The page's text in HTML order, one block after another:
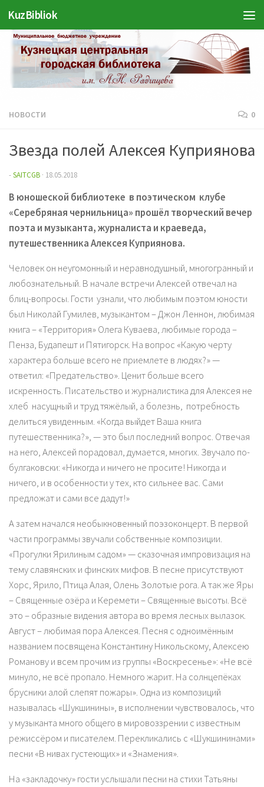
Перейти к содержимому
KuzBibliok
НОВОСТИ 0
Звезда полей Алексея Куприянова
-SAITCGB · 18.05.2018
В юношеской библиотеке в поэтическом клубе
«Серебряная чернильница» прошёл творческий вечер
поэта и музыканта, журналиста и краеведа,
путешественника Алексея Куприянова.
Человек он неугомонный и неравнодушный, многогранный и
любознательный. В начале встречи Алексей отвечал на
блиц-вопросы. Гости узнали, что любимым поэтом юности
был Николай Гумилев, музыкантом – Джон Леннон, любимая
книга – «Территория» Олега Куваева, любимые города –
Пенза, Будапешт и Пятигорск. На вопрос «Какую черту
характера больше всего не приемлете в людях?» —
ответил: «Предательство». Ценит больше всего
искренность. Писательство и журналистика для Алексея не
хлеб насущный и труд тяжёлый, а болезнь, потребность
делиться увиденным. «Когда выйдет Ваша книга
путешественника?», — это был последний вопрос. Отвечая
на него, Алексей порадовал, думается, многих. Звучало по-
булгаковски: «Никогда и ничего не просите! Никогда и
ничего, и в особенности у тех, кто сильнее вас. Сами
предложат и сами все дадут!»
А затем начался необыкновенный поэзоконцерт. В первой
части программы звучали собственные композиции.
«Прогулки Ярилиным садом» — сказочная импровизация на
тему славянских и финских мифов. В песне присутствуют
Хорс, Ярило, Птица Алая, Олень Золотые рога. А так же Яры
– Священные озёра и Керемети – Священные высоты. Всё
это – образные видения автора во время лесных вылазок.
Август – любимая пора Алексея. Песня с одноимённым
названием посвящена Константину Никольскому, Алексею
Романову и всем прочим из группы «Воскресенье»: «Не всё
минуло, не всё пропало. Немного жарит. На солнцепёках
брусники алой слепят пожары». Одна из композиций
называлась «Шукшинины», в исполнении чувствовалось, что
у музыканта много общего в мировоззрении с известным
режиссёром и писателем. Перекликались с «Шукшининами»
песни «В нивах густеющих» и «Знамения».
На «закладочку» гости услышали песни на стихи Татьяны